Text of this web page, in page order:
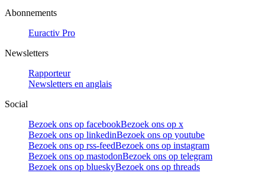
Abonnements
Euractiv Pro
Newsletters
Rapporteur
Newsletters en anglais
Social
Bezoek ons op facebookBezoek ons op x
Bezoek ons op linkedinBezoek ons op youtube
Bezoek ons op rss-feedBezoek ons op instagram
Bezoek ons op mastodonBezoek ons op telegram
Bezoek ons op blueskyBezoek ons op threads